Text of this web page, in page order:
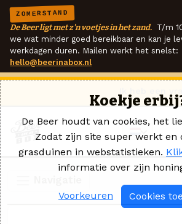
ZOMERSTAND
De Beer ligt met z'n voetjes in het zand. T/m
we wat minder goed bereikbaar en kan je
werkdagen duren. Mailen werkt het snelst:
hello@beerinabox.nl
Koekje
De Beer houdt van cookies, het
Zodat zijn site super werkt en
grasduinen in webstatistieken.
informatie over zijn
Voorkeuren Cookies